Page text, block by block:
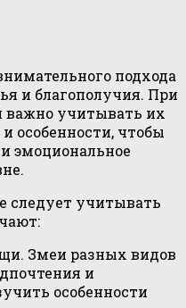
подхода
и благополучия. При
важно учитывать их
особенности, чтобы
эмоциональное
следует учитывать
Змеи разных видов
и
особенности